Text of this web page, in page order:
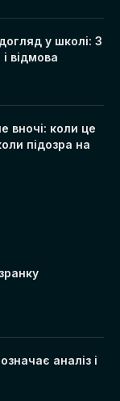
у школі: 3
відмова
вночі: коли це
підозра на
аналіз і